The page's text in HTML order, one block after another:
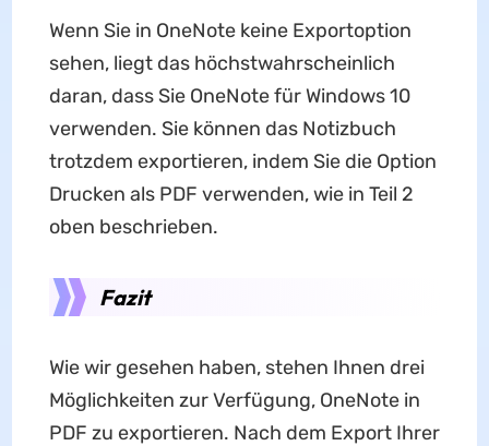
Wenn Sie in OneNote keine Exportoption
sehen, liegt das höchstwahrscheinlich
daran, dass Sie OneNote für Windows 10
verwenden. Sie können das Notizbuch
trotzdem exportieren, indem Sie die Option
Drucken als PDF verwenden, wie in Teil 2
oben beschrieben.
Fazit
Wie wir gesehen haben, stehen Ihnen drei
Möglichkeiten zur Verfügung, OneNote in
PDF zu exportieren. Nach dem Export Ihrer